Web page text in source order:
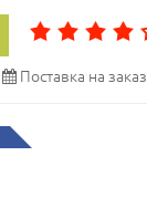
Поставка на заказ